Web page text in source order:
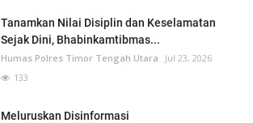
Tanamkan Nilai Disiplin dan Keselamatan
Sejak Dini, Bhabinkamtibmas...
Humas Polres Timor Tengah Utara
Jul 23, 2026
133
Meluruskan Disinformasi